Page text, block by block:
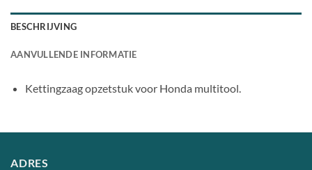
BESCHRIJVING
AANVULLENDE INFORMATIE
Kettingzaag opzetstuk voor Honda multitool.
ADRES